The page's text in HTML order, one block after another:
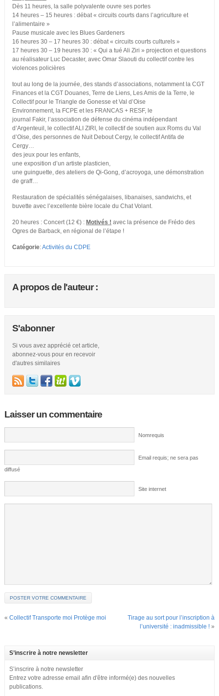
Dès 11 heures, la salle polyvalente ouvre ses portes
14 heures – 15 heures : débat « circuits courts dans l’agriculture et
l’alimentaire »
Pause musicale avec les Blues Gardeners
16 heures 30 – 17 heures 30 : débat « circuits courts culturels »
17 heures 30 – 19 heures 30 : « Qui a tué Ali Ziri » projection et questions
au réalisateur Luc Decaster, avec Omar Slaouti du collectif contre les
violences policières
tout au long de la journée, des stands d’associations, notamment la CGT
Finances et la CGT Douanes, Terre de Liens, Les Amis de la Terre, le
Collectif pour le Triangle de Gonesse et Val d’Oise
Environnement, la FCPE et les FRANCAS + RESF, le
journal Fakir, l’association de défense du cinéma indépendant
d’Argenteuil, le collectif ALI ZIRI, le collectif de soutien aux Roms du Val
d’Oise, des personnes de Nuit Debout Cergy, le collectif Antifa de
Cergy…
des jeux pour les enfants,
une exposition d’un artiste plasticien,
une guinguette, des ateliers de Qi-Gong, d’acroyoga, une démonstration
de graff…
Restauration de spécialités sénégalaises, libanaises, sandwichs, et
buvette avec l’excellente bière locale du Chat Volant.
20 heures : Concert (12 €) : Motivés ! avec la présence de Frédo des
Ogres de Barback, en régional de l’étape !
Catégorie:Activités du CDPE
A propos de l'auteur :
S'abonner
Si vous avez apprécié cet article,
abonnez-vous pour en recevoir
d'autres similaires
Laisser un commentaire
Nomrequis
Email requis; ne sera pas
diffusé
Site internet
« Collectif Transporte moi Protège moi
Tirage au sort pour l’inscription à
l’université : inadmissible ! »
S’inscrire à notre newsletter
S’inscrire à notre newsletter
Entrez votre adresse email afin d'être informé(e) des nouvelles
publications.